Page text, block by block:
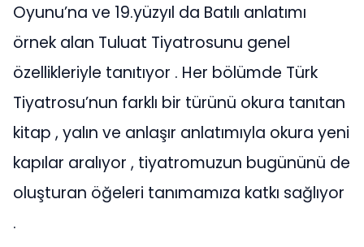
Oyunu’na ve 19.yüzyıl da Batılı anlatımı
örnek alan Tuluat Tiyatrosunu genel
özellikleriyle tanıtıyor . Her bölümde Türk
Tiyatrosu’nun farklı bir türünü okura tanıtan
kitap , yalın ve anlaşır anlatımıyla okura yeni
kapılar aralıyor , tiyatromuzun bugününü de
oluşturan öğeleri tanımamıza katkı sağlıyor
.